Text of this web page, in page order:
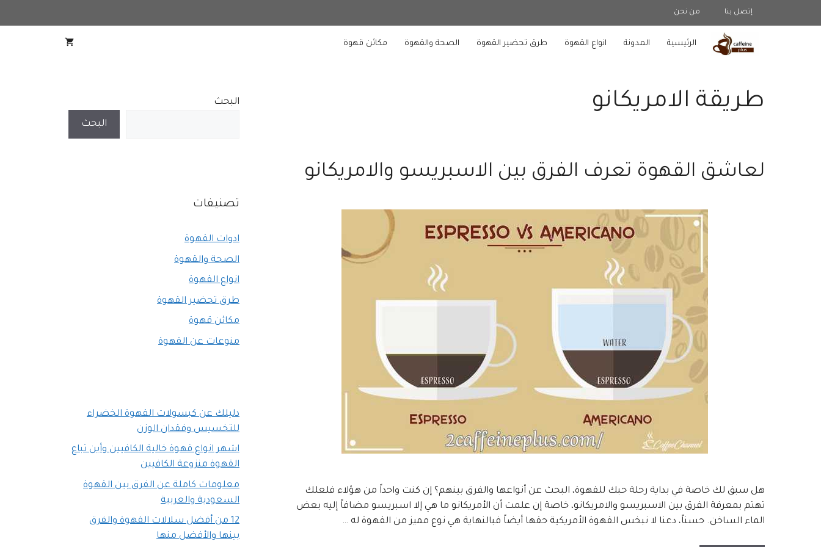
إتصل بنا من نحن
الرئيسية المدونة انواع القهوة طرق تحضير القهوة الصحة والقهوة مكائن قهوة
طريقة الامريكانو
لعاشق القهوة تعرف الفرق بين الاسبريسو والامريكانو
هل سبق لك خاصة في بداية رحلة حبك للقهوة، البحث عن أنواعها والفرق بينهم؟ إن كنت واحداً من هؤلاء فلعلك
تهتم بمعرفة الفرق بين الاسبريسو والامريكانو، خاصة إن علمت أن الأمريكانو ما هي إلا اسبريسو مضافاً إليه بعض
الماء الساخن. حسناً، دعنا لا نبخس القهوة الأمريكية حقها أيضاً فبالنهاية هي نوع مميز من القهوة له …
البحث
البحث
تصنيفات
ادوات القهوة
الصحة والقهوة
انواع القهوة
طرق تحضير القهوة
مكائن قهوة
منوعات عن القهوة
دليلك عن كبسولات القهوة الخضراء
للتخسيس وفقدان الوزن
اشهر انواع قهوة خالية الكافيين وأين تباع
القهوة منزوعة الكافيين
معلومات كاملة عن الفرق بين القهوة
السعودية والعربية
12 من أفضل سلالات القهوة والفرق
بينها والأفضل منها